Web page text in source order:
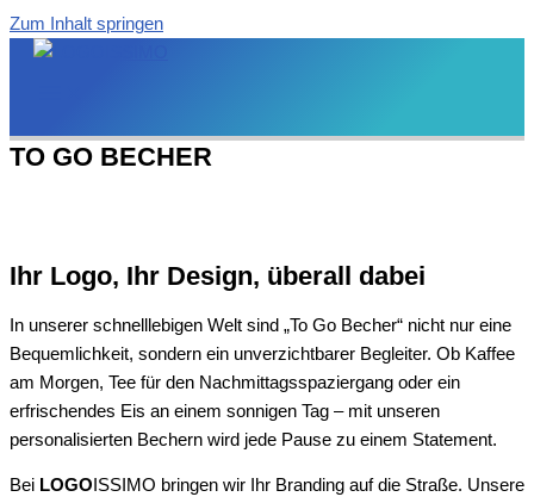
Zum Inhalt springen
TO GO BECHER
Ihr Logo, Ihr Design, überall dabei
In unserer schnelllebigen Welt sind „To Go Becher“ nicht nur eine
Bequemlichkeit, sondern ein unverzichtbarer Begleiter. Ob Kaffee
am Morgen, Tee für den Nachmittagsspaziergang oder ein
erfrischendes Eis an einem sonnigen Tag – mit unseren
personalisierten Bechern wird jede Pause zu einem Statement.
Bei LOGO ISSIMO bringen wir Ihr Branding auf die Straße. Unsere